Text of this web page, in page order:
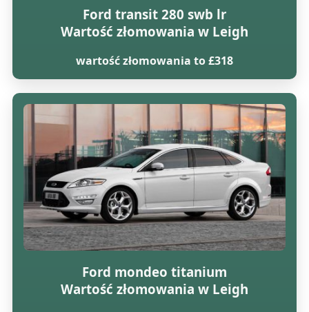
Ford transit 280 swb lr
Wartość złomowania w Leigh
wartość złomowania to £318
Ford mondeo titanium
Wartość złomowania w Leigh